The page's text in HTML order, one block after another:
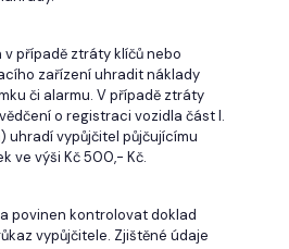
v případě ztráty klíčů nebo
zařízení uhradit náklady
či alarmu. V případě ztráty
o registraci vozidla část I.
uhradí vypůjčitel půjčujícímu
ve výši Kč 500,- Kč.
povinen kontrolovat doklad
vypůjčitele. Zjištěné údaje